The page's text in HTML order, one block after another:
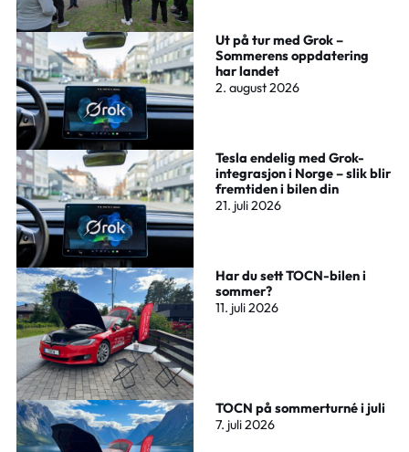
Ut på tur med Grok –
Sommerens oppdatering
har landet
2. august 2026
Tesla endelig med Grok-
integrasjon i Norge – slik blir
fremtiden i bilen din
21. juli 2026
Har du sett TOCN-bilen i
sommer?
11. juli 2026
TOCN på sommerturné i juli
7. juli 2026